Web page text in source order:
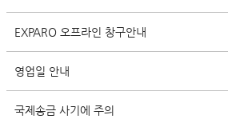
EXPARO 오프라인 창구안내
영업일 안내
국제송금 사기에 주의